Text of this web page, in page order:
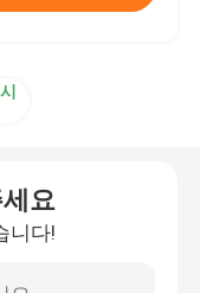
요
니다!